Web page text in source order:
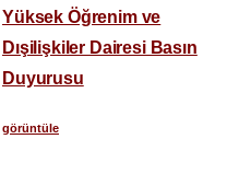
Yüksek Öğrenim ve
Dışilişkiler Dairesi Basın
Duyurusu
görüntüle